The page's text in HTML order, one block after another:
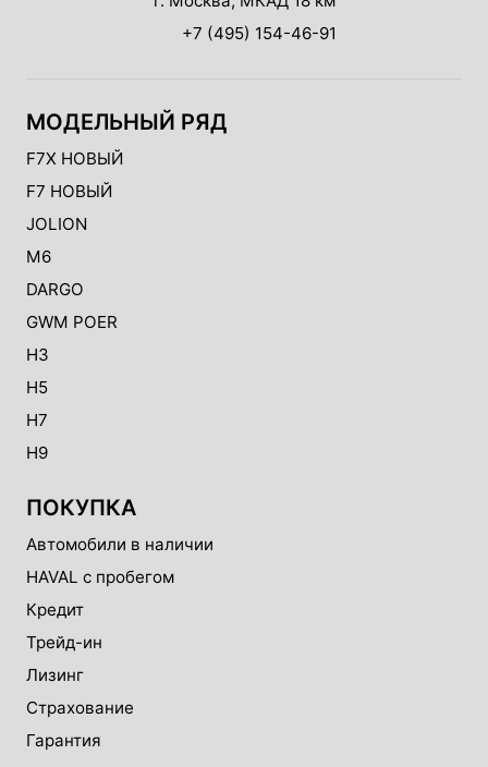
+7 (495) 154-46-91
МОДЕЛЬНЫЙ РЯД
F7X НОВЫЙ
F7 НОВЫЙ
JOLION
M6
DARGO
GWM POER
H3
H5
H7
H9
ПОКУПКА
Автомобили в наличии
HAVAL с пробегом
Кредит
Трейд-ин
Лизинг
Страхование
Гарантия